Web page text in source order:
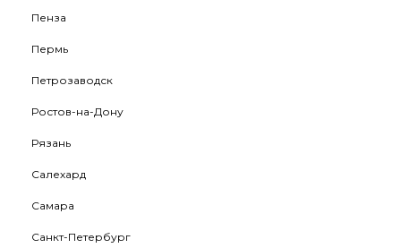
Пенза
Пермь
Петрозаводск
Ростов-на-Дону
Рязань
Салехард
Самара
Санкт-Петербург